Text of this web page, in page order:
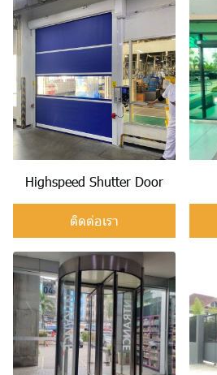
Highspeed Shutter Door
ติดต่อเรา